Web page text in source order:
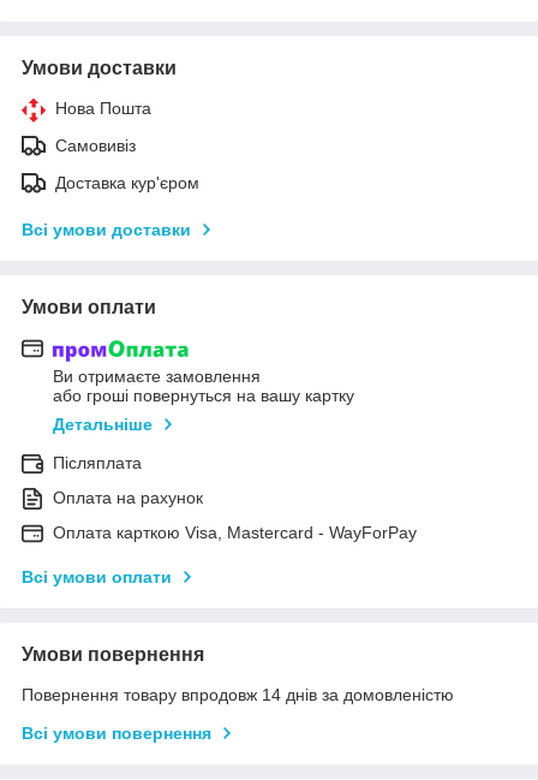
Умови доставки
Нова Пошта
Самовивіз
Доставка кур'єром
Всі умови доставки
Умови оплати
Ви отримаєте замовлення
або гроші повернуться на вашу картку
Детальніше
Післяплата
Оплата на рахунок
Оплата карткою Visa, Mastercard - WayForPay
Всі умови оплати
Умови повернення
Повернення товару впродовж 14 днів за домовленістю
Всі умови повернення